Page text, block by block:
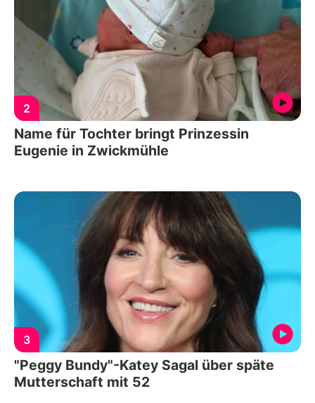
2
Name für Tochter bringt Prinzessin
Eugenie in Zwickmühle
3
"Peggy Bundy"-Katey Sagal über späte
Mutterschaft mit 52